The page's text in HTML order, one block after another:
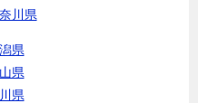
川県
県
県
県